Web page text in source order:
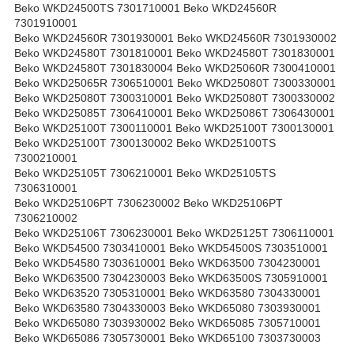
Beko WKD24500TS 7301710001 Beko WKD24560R
7301910001
Beko WKD24560R 7301930001 Beko WKD24560R 7301930002
Beko WKD24580T 7301810001 Beko WKD24580T 7301830001
Beko WKD24580T 7301830004 Beko WKD25060R 7300410001
Beko WKD25065R 7306510001 Beko WKD25080T 7300330001
Beko WKD25080T 7300310001 Beko WKD25080T 7300330002
Beko WKD25085T 7306410001 Beko WKD25086T 7306430001
Beko WKD25100T 7300110001 Beko WKD25100T 7300130001
Beko WKD25100T 7300130002 Beko WKD25100TS
7300210001
Beko WKD25105T 7306210001 Beko WKD25105TS
7306310001
Beko WKD25106PT 7306230002 Beko WKD25106PT
7306210002
Beko WKD25106T 7306230001 Beko WKD25125T 7306110001
Beko WKD54500 7303410001 Beko WKD54500S 7303510001
Beko WKD54580 7303610001 Beko WKD63500 7304230001
Beko WKD63500 7304230003 Beko WKD63500S 7305910001
Beko WKD63520 7305310001 Beko WKD63580 7304330001
Beko WKD63580 7304330003 Beko WKD65080 7303930001
Beko WKD65080 7303930002 Beko WKD65085 7305710001
Beko WKD65086 7305730001 Beko WKD65100 7303730003